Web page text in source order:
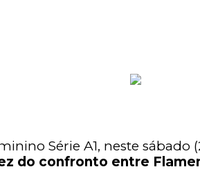
Série A1, neste sábado
do confronto entre